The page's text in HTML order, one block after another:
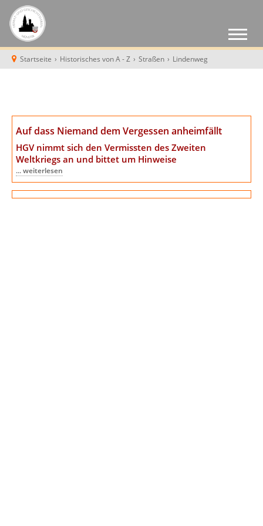
Startseite › Historisches von A - Z › Straßen › Lindenweg
Auf dass Niemand dem Vergessen anheimfällt
HGV nimmt sich den Vermissten des Zweiten
Weltkriegs an und bittet um Hinweise
... weiterlesen